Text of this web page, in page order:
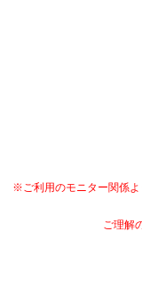
※ご利用のモニター関係
ご理解